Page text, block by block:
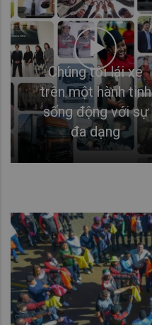
Chúng tôi lái xe
trên một hành tinh
sống động với sự
đa dạng